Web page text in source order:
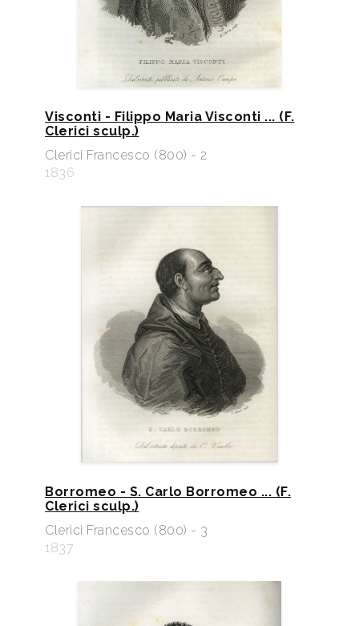
Visconti - Filippo Maria Visconti ... (F.
Clerici sculp.)
Clerici Francesco (800) - 2
1836
Borromeo - S. Carlo Borromeo ... (F.
Clerici sculp.)
Clerici Francesco (800) - 3
1837